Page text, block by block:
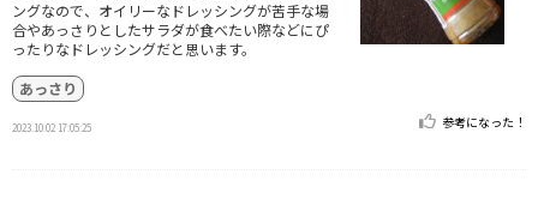
ングなので、オイリーなドレッシングが苦手な場
合やあっさりとしたサラダが食べたい際などにぴ
ったりなドレッシングだと思います。
あっさり
2023.10.02 17:05:25 参考になった！